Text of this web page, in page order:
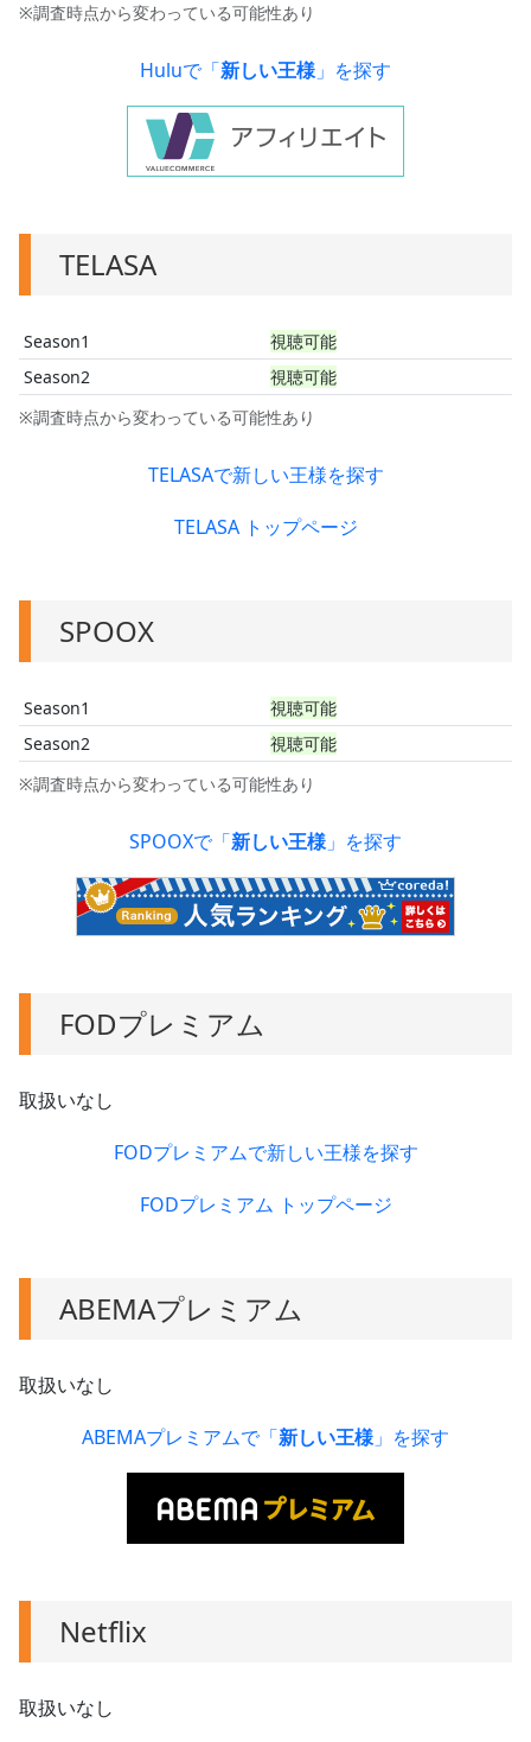
※調査時点から変わっている可能性あり
Huluで「新しい王様」を探す
TELASA
※調査時点から変わっている可能性あり
Season1
視聴可能
Season2
視聴可能
TELASAで新しい王様を探す
TELASA トップページ
SPOOX
※調査時点から変わっている可能性あり
Season1
視聴可能
Season2
視聴可能
SPOOXで「新しい王様」を探す
FODプレミアム
取扱いなし
FODプレミアムで新しい王様を探す
FODプレミアム トップページ
ABEMAプレミアム
取扱いなし
ABEMAプレミアムで「新しい王様」を探す
Netflix
取扱いなし